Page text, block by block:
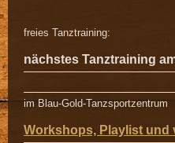
freies Tanztraining:
nächstes Tanztraining
im Blau-Gold-Tanzsportzentrum
Workshops, Playlist und